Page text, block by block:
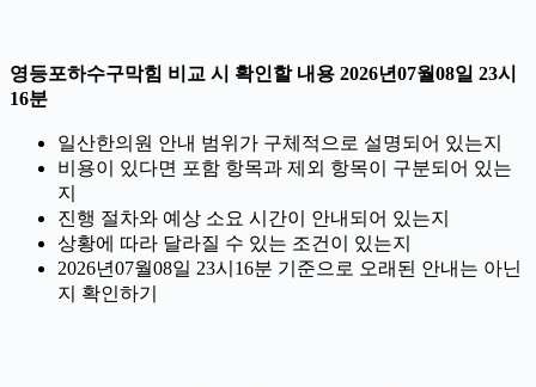
영등포하수구막힘 비교 시 확인할 내용 2026년07월08일 23시
16분
일산한의원 안내 범위가 구체적으로 설명되어 있는지
비용이 있다면 포함 항목과 제외 항목이 구분되어 있는
지
진행 절차와 예상 소요 시간이 안내되어 있는지
상황에 따라 달라질 수 있는 조건이 있는지
2026년07월08일 23시16분 기준으로 오래된 안내는 아닌
지 확인하기